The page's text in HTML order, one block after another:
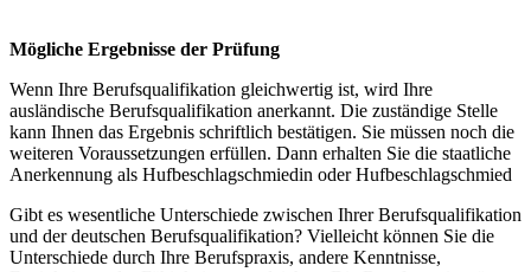
Mögliche Ergebnisse der Prüfung
Wenn Ihre Berufsqualifikation gleichwertig ist, wird Ihre
ausländische Berufsqualifikation anerkannt. Die zuständige Stelle
kann Ihnen das Ergebnis schriftlich bestätigen. Sie müssen noch die
weiteren Voraussetzungen erfüllen. Dann erhalten Sie die staatliche
Anerkennung als Hufbeschlagschmiedin oder Hufbeschlagschmied
Gibt es wesentliche Unterschiede zwischen Ihrer Berufsqualifikation
und der deutschen Berufsqualifikation? Vielleicht können Sie die
Unterschiede durch Ihre Berufspraxis, andere Kenntnisse,